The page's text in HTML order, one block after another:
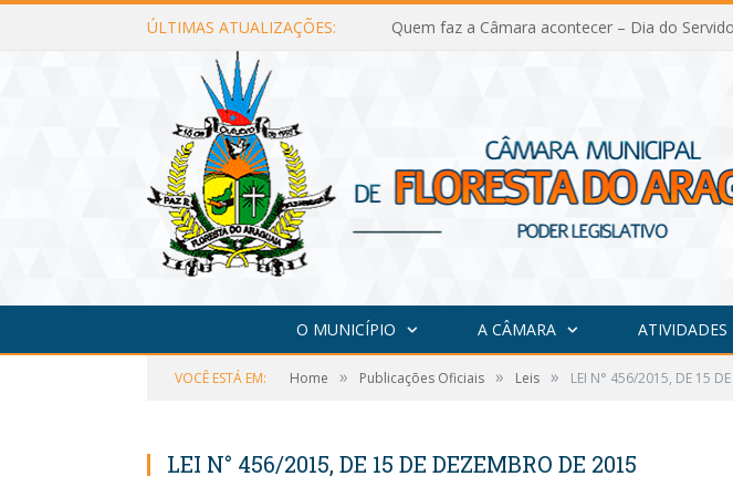
ÚLTIMAS ATUALIZAÇÕES: Quem faz a Câmara acontecer – Dia do
O MUNICÍPIO A CÂMARA ATIVIDADES
VOCÊ ESTÁ EM: Home » Publicações Oficiais » Leis » LEI N° 456/2015, DE 15
LEI N° 456/2015, DE 15 DE DEZEMBRO DE 2015